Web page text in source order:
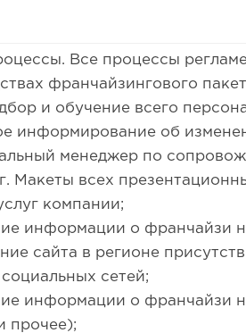
Все процессы
франчайзингового
и обучение всего
информирование об
менеджер по
Макеты всех
компании;
информации о франчайзи
сайта в регионе
сетей;
информации о франчайзи
прочее);